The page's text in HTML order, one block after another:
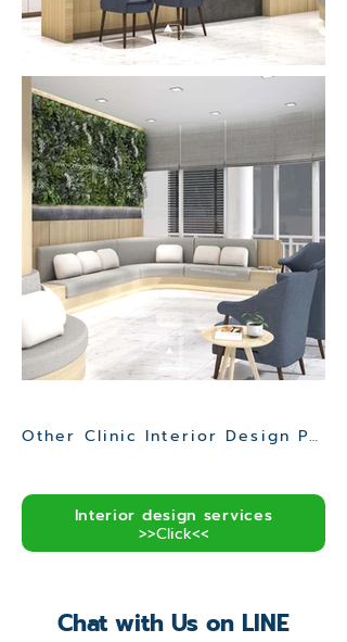
Other Clinic Interior Design Project>>
Interior design services
>>Click<<
Chat with Us on LINE